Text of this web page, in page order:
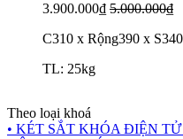
3.900.000₫ 5.000.000₫
C310 x Rộng390 x S340
TL: 25kg
Theo loại khoá
• KÉT SẮT KHÓA ĐIỆN